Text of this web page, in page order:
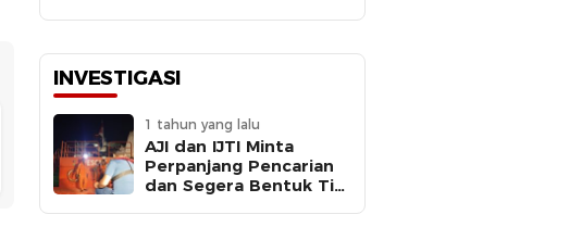
INVESTIGASI
1 tahun yang lalu
AJI dan IJTI Minta
Perpanjang Pencarian
dan Segera Bentuk Tim